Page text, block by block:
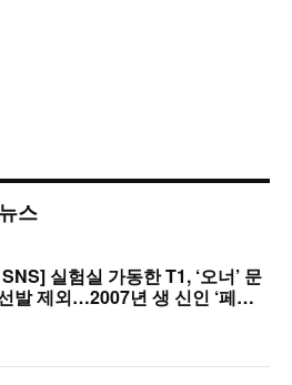
스
실험실 가동한 T1, ‘오너’ 문
발 제외…2007년 생 신인 ‘페인